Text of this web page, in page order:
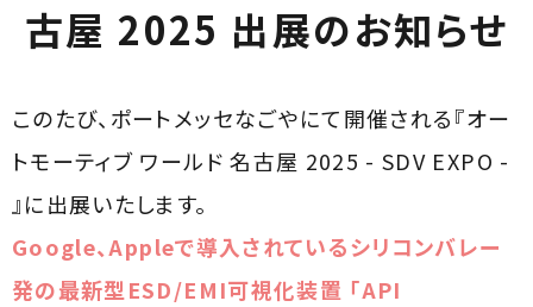
古屋 2025 出展のお知らせ
このたび、ポートメッセなごやにて開催される『オー
トモーティブ ワールド 名古屋 2025 - SDV EXPO -
』に出展いたします。
Google、Appleで導入されているシリコンバレー
発の最新型ESD/EMI可視化装置 「API